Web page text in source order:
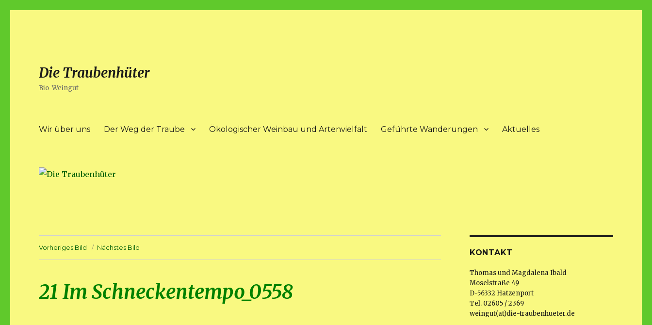
Die Traubenhüter
Bio-Weingut
Wir über uns Der Weg der Traube Ökologischer Weinbau und Artenvielfalt Geführte Wanderungen Aktuelles
Vorheriges Bild Nächstes Bild
21 Im Schneckentempo_0558
KONTAKT
Thomas und Magdalena Ibald
Moselstraße 49
D-56332 Hatzenport
Tel. 02605 / 2369
weingut(at)die-traubenhueter.de